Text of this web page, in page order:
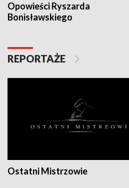
Opowieści Ryszarda
Bonisławskiego
REPORTAŻE
Ostatni Mistrzowie